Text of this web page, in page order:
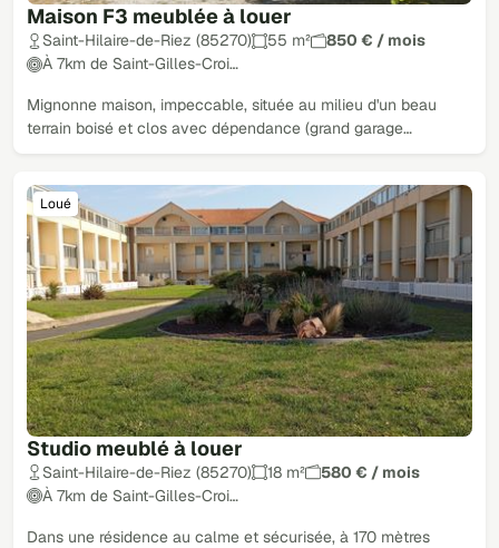
Maison F3 meublée à louer
Saint-Hilaire-de-Riez (85270) 55 m²
850 € / mois
À 7km de Saint-Gilles-Croi…
Mignonne maison, impeccable, située au milieu d'un beau
terrain boisé et clos avec dépendance (grand garage…
Studio meublé à louer
Loué
Saint-Hilaire-de-Riez (85270) 18 m²
580 € / mois
À 7km de Saint-Gilles-Croi…
Dans une résidence au calme et sécurisée, à 170 mètres